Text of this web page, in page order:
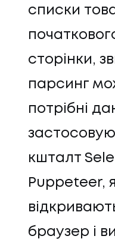
списки
сторінки,
парсинг
потрібні
кшталт
Puppeteer,
браузер і